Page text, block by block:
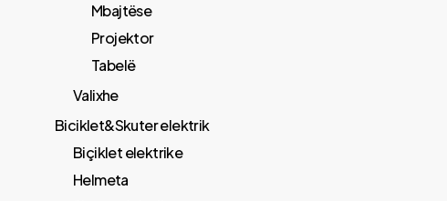
Mbajtëse
Projektor
Tabelë
Valixhe
Biciklet&Skuter elektrik
Biçiklet elektrike
Helmeta